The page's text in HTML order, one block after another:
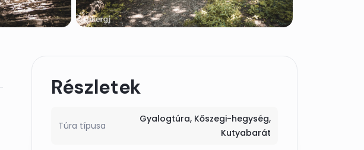
Részletek
Túra típusa
Gyalogtúra Kőszegi-hegység
Kutyabarát